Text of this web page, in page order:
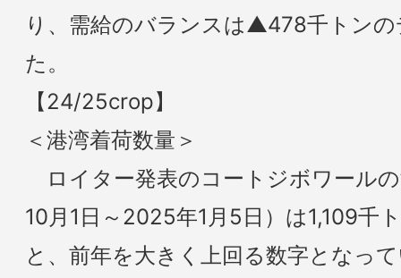
り、需給のバランスは▲478千トン
た。
【24/25crop】
＜港湾着荷数量＞
ロイター発表のコートジボワール
10月1日～2025年1月5日）は1,109千
と、前年を大きく上回る数字となっ